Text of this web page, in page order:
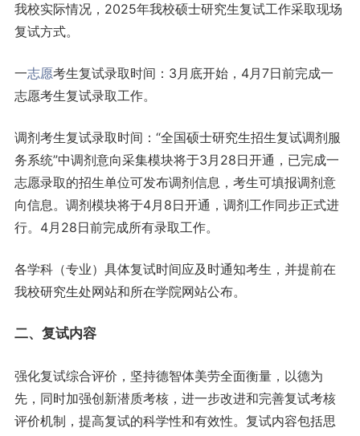
我校实际情况，2025年我校硕士研究生复试工作采取现场
复试方式。
一志愿考生复试录取时间：3月底开始，4月7日前完成一
志愿考生复试录取工作。
调剂考生复试录取时间：“全国硕士研究生招生复试调剂服
务系统”中调剂意向采集模块将于3月28日开通，已完成一
志愿录取的招生单位可发布调剂信息，考生可填报调剂意
向信息。调剂模块将于4月8日开通，调剂工作同步正式进
行。4月28日前完成所有录取工作。
各学科（专业）具体复试时间应及时通知考生，并提前在
我校研究生处网站和所在学院网站公布。
二、复试内容
强化复试综合评价，坚持德智体美劳全面衡量，以德为
先，同时加强创新潜质考核，进一步改进和完善复试考核
评价机制，提高复试的科学性和有效性。复试内容包括思